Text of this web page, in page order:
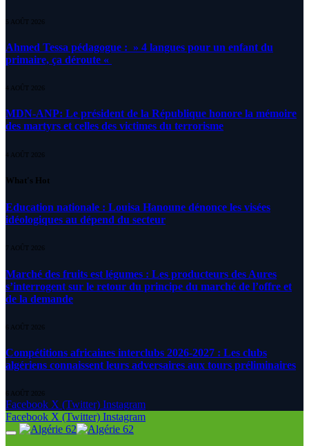
5 AOÛT 2026
Ahmed Tessa pédagogue : » 4 langues pour un enfant du
primaire, ça déroute «
4 AOÛT 2026
MDN-ANP: Le président de la République honore la mémoire
des martyrs et celles des victimes du terrorisme
4 AOÛT 2026
What's Hot
Education nationale : Louisa Hanoune dénonce les visées
idéologiques au dépend du secteur
7 AOÛT 2026
Marché des fruits est légumes : Les producteurs des Aures
s’interrogent sur le retour du principe du marché de l’offre et
de la demande
6 AOÛT 2026
Compétitions africaines interclubs 2026-2027 : Les clubs
algériens connaissent leurs adversaires aux tours préliminaires
6 AOÛT 2026
Facebook X (Twitter) Instagram
Facebook X (Twitter) Instagram